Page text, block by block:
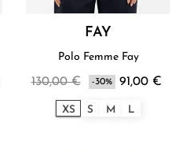
FAY
Polo Femme Fay
130,00 € -30% 91,00 €
XS S M L